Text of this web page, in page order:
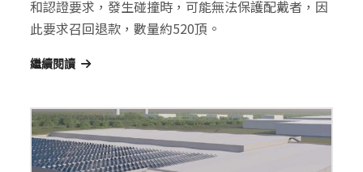
和認證要求，發生碰撞時，可能無法保護配戴者，因
此要求召回退款，數量約520頂。
繼續閱讀